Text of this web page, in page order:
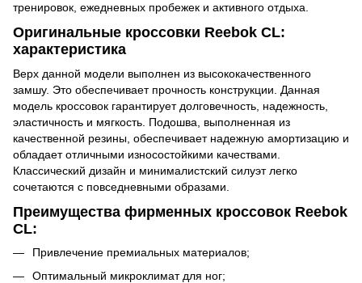
тренировок, ежедневных пробежек и активного отдыха.
Оригинальные кроссовки Reebok CL:
характеристика
Верх данной модели выполнен из высококачественного
замшу. Это обеспечивает прочность конструкции. Данная
модель кроссовок гарантирует долговечность, надежность,
эластичность и мягкость. Подошва, выполненная из
качественной резины, обеспечивает надежную амортизацию и
обладает отличными износостойкими качествами.
Классический дизайн и минималистский силуэт легко
сочетаются с повседневными образами.
Преимущества фирменных кроссовок Reebok
CL:
Привлечение премиальных материалов;
Оптимальный микроклимат для ног;